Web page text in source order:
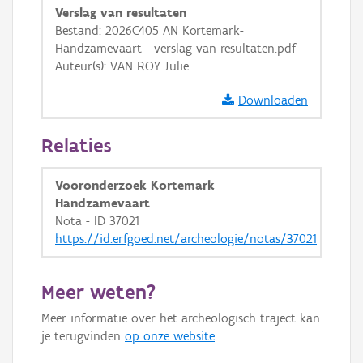
GRB-Basiskaart in grijswaarden
Verslag van resultaten
Bestand: 2026C405 AN Kortemark-
Handzamevaart - verslag van resultaten.pdf
Auteur(s): VAN ROY Julie
Downloaden
Relaties
Vooronderzoek Kortemark
Handzamevaart
Nota - ID 37021
https://id.erfgoed.net/archeologie/notas/37021
Meer weten?
Meer informatie over het archeologisch traject kan
je terugvinden op onze website.